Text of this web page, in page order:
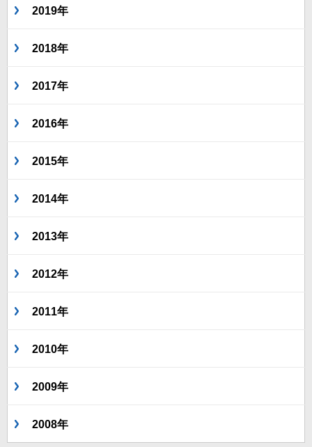
2019年
2018年
2017年
2016年
2015年
2014年
2013年
2012年
2011年
2010年
2009年
2008年